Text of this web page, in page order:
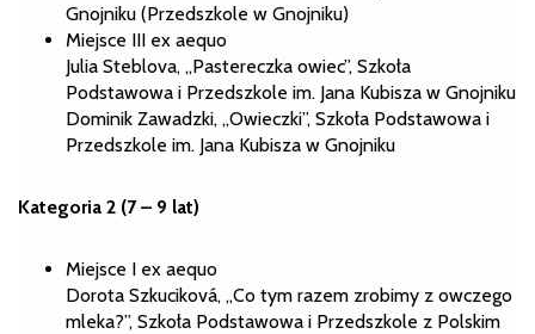
Gnojniku (Przedszkole w Gnojniku)
Miejsce III ex aequo
Julia Steblova, „Pastereczka owiec”, Szkoła
Podstawowa i Przedszkole im. Jana Kubisza w Gnojniku
Dominik Zawadzki, „Owieczki”, Szkoła Podstawowa i
Przedszkole im. Jana Kubisza w Gnojniku
Kategoria 2 (7 – 9 lat)
Miejsce I ex aequo
Dorota Szkuciková, „Co tym razem zrobimy z owczego
mleka?”, Szkoła Podstawowa i Przedszkole z Polskim